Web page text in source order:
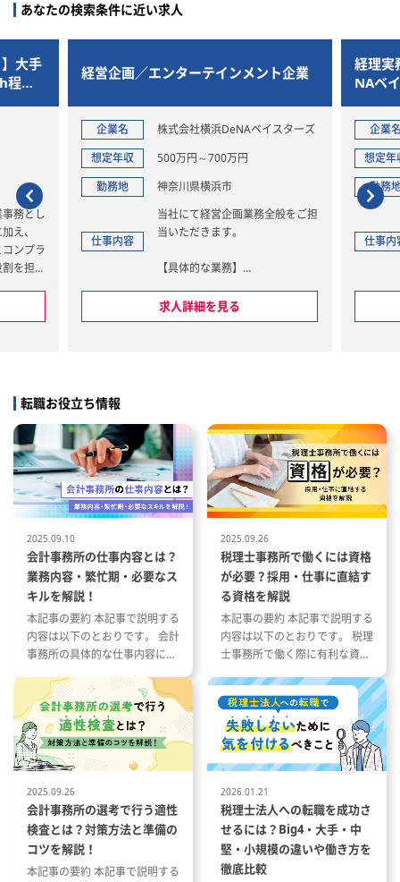
あなたの検索条件に近い求人
大手
程度
務とし
え、
ンプラ
を担っ
です
管理
ンス対
理
内容の
効率化
整業務
ませ
営業
送付対
応）：
書類の
力内容
経営企画／エンターテインメント企業
企業名
株式会社横浜DeNAベイスターズ
想定年収
500万円～700万円
勤務地
神奈川県横浜市
仕事内容
当社にて経営企画業務全般をご担
当いただきます。
【具体的な業務】
定や管理
・中期経営計画の推進業務
・各部門の業務プロセスにおける
課題抽出および解決策の提案・実
行支援（BPR） など
当社の事業全体を俯瞰し、他部門
のマネジャーや経営層と密なコミ
ュニケーションを図り、事業成長
に向けて各部門と伴走していただ
きます。
求人詳細を見る
経理実
NAベ
企業
想定年
勤務
仕事内
転職お役立ち情報
2025.09.10
会計事務所の仕事内容とは？
業務内容・繁忙期・必要なス
キルを解説！
本記事の要約 本記事で説明する
内容は以下のとおりです。 会計
事務所の具体的な仕事内容につ
繁忙期について 会計事務所で働
く際に役立つ資格や経験につい
て
2025.09.26
税理士事務所で働くには資格
が必要？採用・仕事に直結す
る資格を解説
本記事の要約 本記事で説明する
内容は以下のとおりです。 税理
士事務所で働く際に有利な資格
内容と資格が与える影響 資格や
スキルを活かした税理士事務所
への転職成功事例
2025.09.26
会計事務所の選考で行う適性
検査とは？対策方法と準備の
コツを解説！
本記事の要約 本記事で説明する
2026.01.21
税理士法人への転職を成功さ
せるには？Big4・大手・中
堅・小規模の違いや働き方を
徹底比較